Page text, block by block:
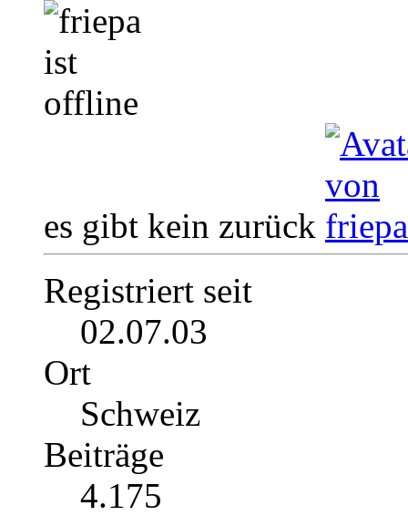
es gibt kein zurück
Registriert seit
02.07.03
Ort
Schweiz
Beiträge
4.175